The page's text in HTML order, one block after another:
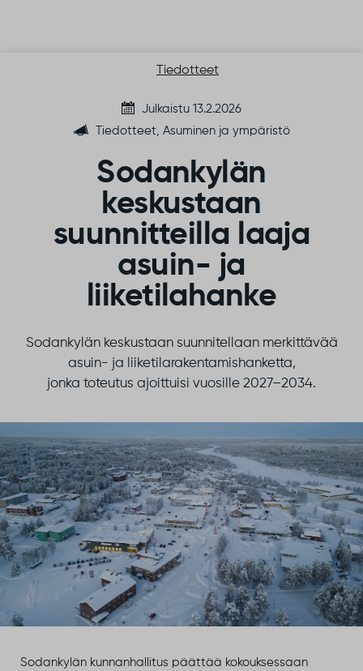
Tiedotteet
Julkaistu 13.2.2026
Tiedotteet, Asuminen ja ympäristö
Sodankylän
keskustaan
suunnitteilla laaja
asuin- ja
liiketilahanke
Sodankylän keskustaan suunnitellaan merkittävää
asuin- ja liiketilarakentamishanketta,
jonka toteutus ajoittuisi vuosille 2027–2034.
Sodankylän kunnanhallitus päättää kokouksessaan